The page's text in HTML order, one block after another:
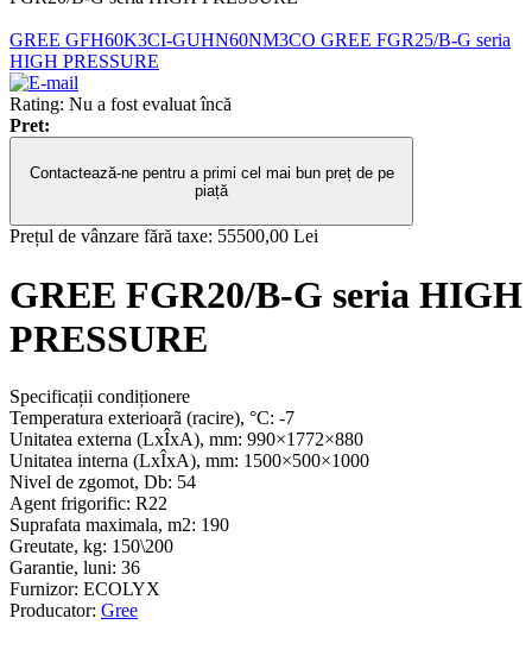
GREE GFH60K3CI-GUHN60NM3CO GREE FGR25/B-G seria
HIGH PRESSURE
Rating: Nu a fost evaluat încă
Pret:
Contactează-ne pentru a primi cel mai bun preț de pe
piață
Prețul de vânzare fără taxe: 55500,00 Lei
GREE FGR20/B-G seria HIGH
PRESSURE
Specificații condiționere
Temperatura exterioarã (racire), °С: -7
Unitatea externa (LxÎxA), mm: 990×1772×880
Unitatea interna (LxÎxA), mm: 1500×500×1000
Nivel de zgomot, Db: 54
Agent frigorific: R22
Suprafata maximala, m2: 190
Greutate, kg: 150\200
Garantie, luni: 36
Furnizor: ECOLYX
Producator: Gree